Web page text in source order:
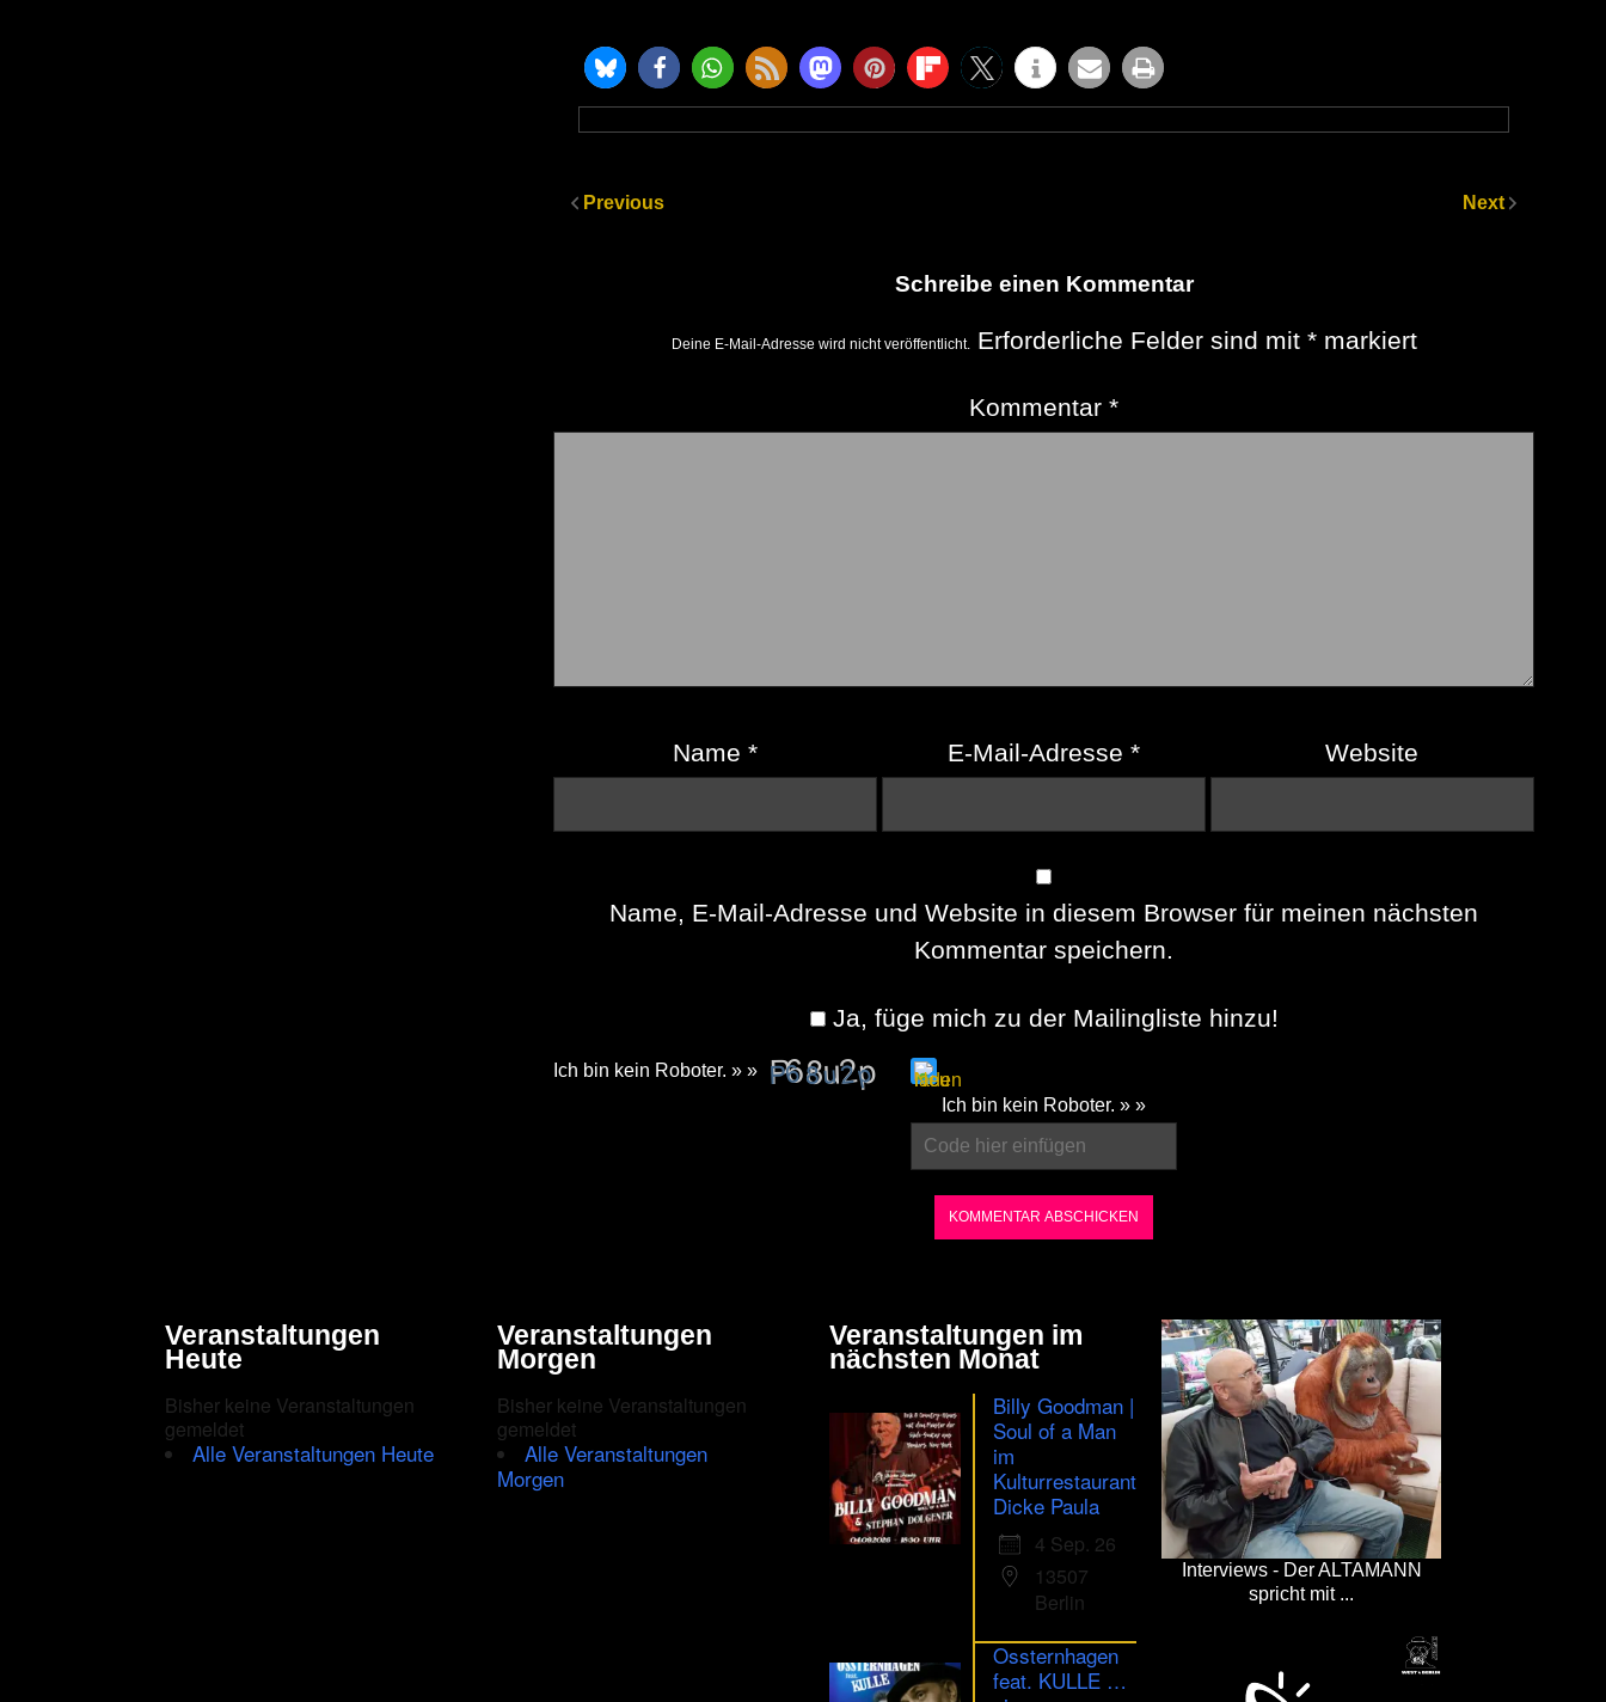
Previous Next
Schreibe einen Kommentar
Deine E-Mail-Adresse wird nicht veröffentlicht. Erforderliche Felder sind mit *markiert
Kommentar*
Name* E-Mail-Adresse* Website
Name, E-Mail-Adresse und Website in diesem Browser für meinen nächsten
Kommentar speichern.
Ja, füge mich zu der Mailingliste hinzu!
Ich bin kein Roboter. » »
CAPTCHA
ensure
that
Ich bin kein Roboter. » »
Veranstaltungen
Heute
Bisher keine Veranstaltungen
gemeldet
Alle Veranstaltungen Heute
Veranstaltungen
Morgen
Bisher keine Veranstaltungen
gemeldet
Alle Veranstaltungen
Morgen
Veranstaltungen im
nächsten Monat
Billy Goodman |
Soul of a Man
im
Kulturrestaurant
Dicke Paula
4 Sep. 26
13507
Berlin
Ossternhagen
feat. KULLE …
Interviews - Der ALTAMANN
spricht mit ...